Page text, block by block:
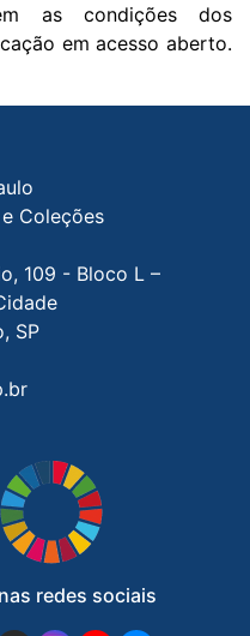
as condições dos
em acesso aberto.
Coleções
109 - Bloco L –
SP
redes sociais